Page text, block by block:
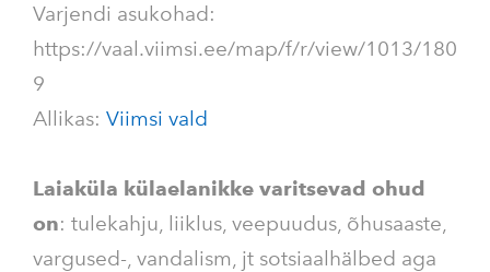
Varjendi asukohad:
https://vaal.viimsi.ee/map/f/r/view/1013/180
9
Allikas: Viimsi vald
Laiaküla külaelanikke varitsevad ohud
on: tulekahju, liiklus, veepuudus, õhusaaste,
vargused-, vandalism, jt sotsiaalhälbed aga